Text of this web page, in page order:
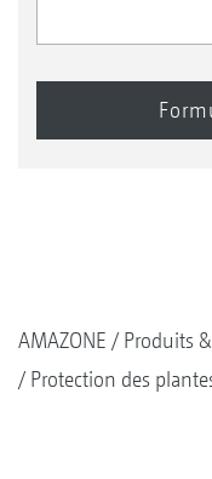
AMAZONE
Produits
Protection des